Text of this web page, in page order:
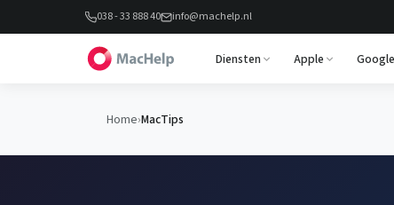
038 - 33 888 40 info@machelp.nl
Diensten Apple
Home›MacTips